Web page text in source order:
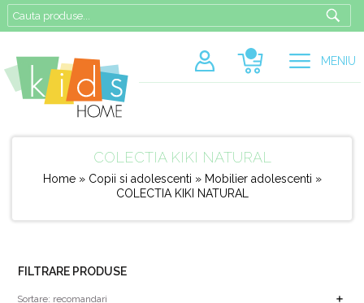
MENIU
COLECTIA KIKI NATURAL
Home» Copii si adolescenti » Mobilier adolescenti »
COLECTIA KIKI NATURAL
FILTRARE PRODUSE